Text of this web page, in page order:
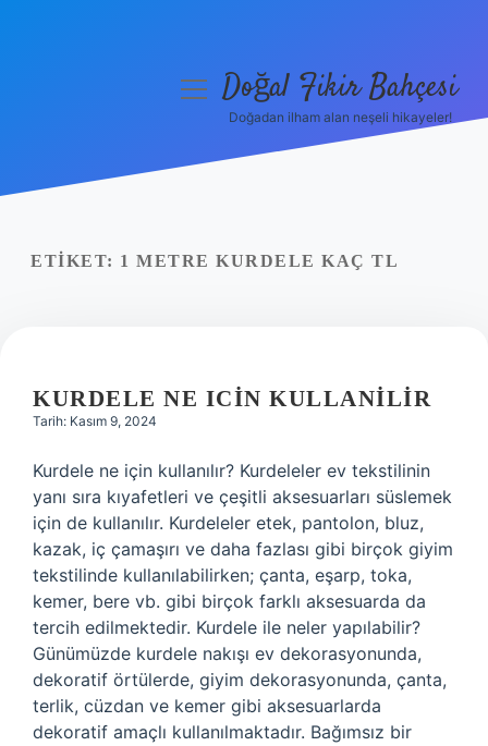
Yasal Uyarı
menüyüDoğal Fikir Bahçesi
Doğadan ilham alan neşeli hikayeler!
ETIKET: 1 METRE KURDELE KAÇ TL
KURDELE NE ICIN KULLANILIR
Tarih: Kasım 9, 2024
Kurdele ne için kullanılır? Kurdeleler ev tekstilinin
yanı sıra kıyafetleri ve çeşitli aksesuarları süslemek
için de kullanılır. Kurdeleler etek, pantolon, bluz,
kazak, iç çamaşırı ve daha fazlası gibi birçok giyim
tekstilinde kullanılabilirken; çanta, eşarp, toka,
kemer, bere vb. gibi birçok farklı aksesuarda da
tercih edilmektedir. Kurdele ile neler yapılabilir?
Günümüzde kurdele nakışı ev dekorasyonunda,
dekoratif örtülerde, giyim dekorasyonunda, çanta,
terlik, cüzdan ve kemer gibi aksesuarlarda
dekoratif amaçlı kullanılmaktadır. Bağımsız bir